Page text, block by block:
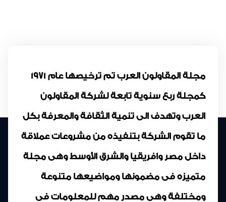
مجلة المقاولون العرب تم ترخيصها عام 1971
كمجلة ربع سنوية تابعة لشركة المقاولون
العرب وتهدف الى تنمية الثقافة والمعرفة بكل
ما تقوم الشركة بتنفيذه من مشروعات عملاقة
داخل مصر وافريقيا والشرق الأوسط وهى مجلة
متميزه فى مضمونها ومواضيعها متنوعة
ومختلفة وهى مصدر مهم للمعلومات فى